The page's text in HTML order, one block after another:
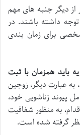
از دیگر جنبه های مهم
داشته باشند. در
برای زمان بندی
باید همزمان با ثبت
به عبارت دیگر، زوجین
پیوند زناشویی خود،
به منظور شفافیت
گرفته شده است.